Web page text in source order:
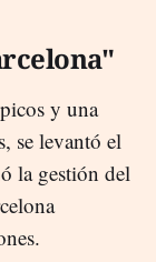
y una
se levantó el
la gestión del